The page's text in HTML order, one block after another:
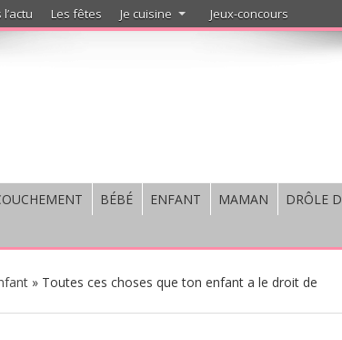
Les fêtes Je cuisine Jeux-concours
BÉBÉ ENFANT MAMAN
DRÔLE
» Toutes ces choses que ton enfant a le droit de